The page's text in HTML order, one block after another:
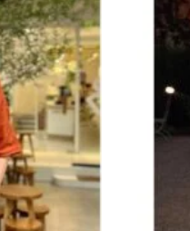
Add to
wishlist